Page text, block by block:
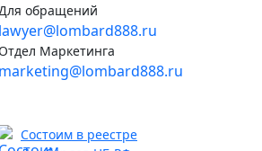
Для обращений
lawyer@lombard888.ru
Отдел Маркетинга
marketing@lombard888.ru
Состоим в реестре